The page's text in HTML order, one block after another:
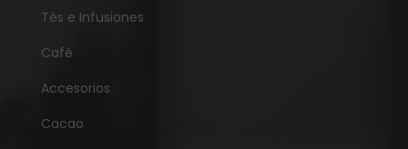
Tés e Infusiones
Café
Accesorios
Cacao